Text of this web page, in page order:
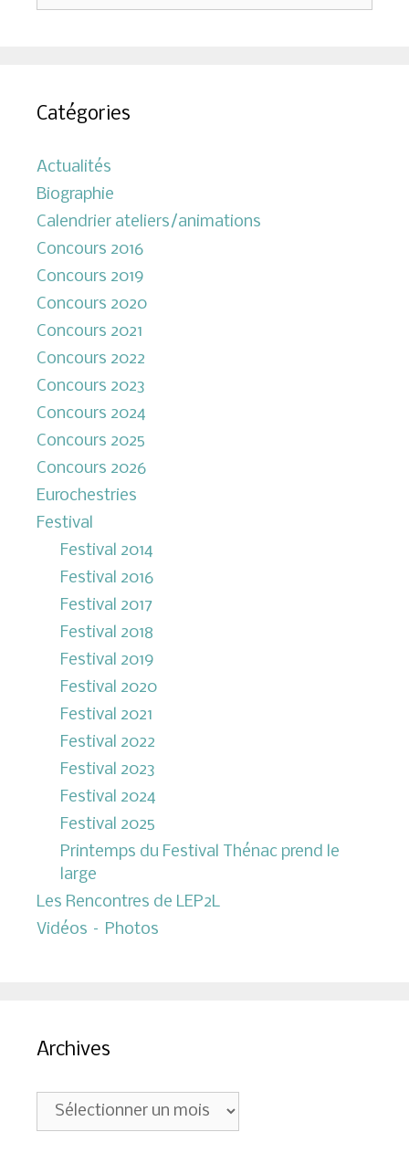
Catégories
Actualités
Biographie
Calendrier ateliers/animations
Concours 2016
Concours 2019
Concours 2020
Concours 2021
Concours 2022
Concours 2023
Concours 2024
Concours 2025
Concours 2026
Eurochestries
Festival
Festival 2014
Festival 2016
Festival 2017
Festival 2018
Festival 2019
Festival 2020
Festival 2021
Festival 2022
Festival 2023
Festival 2024
Festival 2025
Printemps du Festival Thénac prend le
large
Les Rencontres de LEP2L
Vidéos – Photos
Archives
Archives